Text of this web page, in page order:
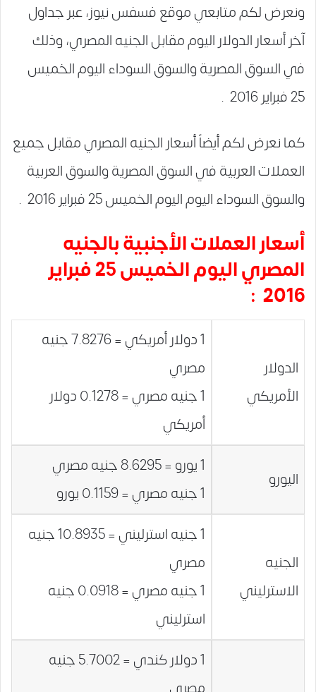
ونعرض لكم متابعي موقع فسفس نيوز، عبر جداول
آخر أسعار الدولار اليوم مقابل الجنيه المصري، وذلك
في السوق المصرية والسوق السوداء اليوم الخميس
25 فبراير 2016 .
كما نعرض لكم أيضاً أسعار الجنيه المصري مقابل جميع
العملات العربية في السوق المصرية والسوق العربية
والسوق السوداء اليوم اليوم الخميس 25 فبراير 2016 .
أسعار العملات الأجنبية بالجنيه
المصري اليوم الخميس 25 فبراير
2016 :
الدولار
الأمريكي
1 دولار أمريكي = 7.8276 جنيه
مصري
1 جنيه مصري = 0.1278 دولار
أمريكي
اليورو
1 يورو = 8.6295 جنيه مصري
1 جنيه مصري = 0.1159 يورو
الجنيه
الاسترليني
1 جنيه استرليني = 10.8935 جنيه
مصري
1 جنيه مصري = 0.0918 جنيه
استرليني
1 دولار كندي = 5.7002 جنيه